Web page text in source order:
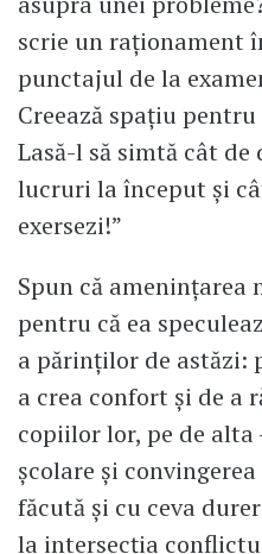
scrie un raționament
punctajul de la
Creează spațiu
Lasă-l să simtă cât
lucruri la început și
exersezi!”
Spun că amenințarea
pentru că ea
a părinților de astăzi:
a crea confort și de a
copiilor lor, pe de
școlare și
făcută și cu ceva
la intersecția